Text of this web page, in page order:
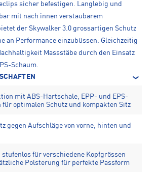
sicher befestigen. Langlebig und
mit nach innen verstaubarem
der Skywalker 3.0 grossartigen Schutz
an Performance einzubüssen. Gleichzeitig
Massstäbe durch den Einsatz
Schaum.
mit ABS-Hartschale, EPP- und EPS-
für optimalen Schutz und kompakten Sitz
gegen Aufschläge von vorne, hinten und
für verschiedene Kopfgrössen
Polsterung für perfekte Passform